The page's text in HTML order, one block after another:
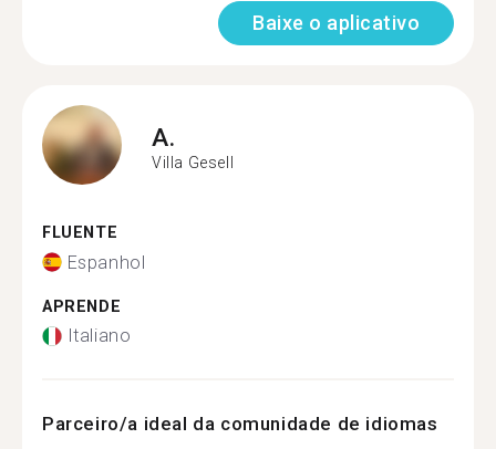
Baixe o aplicativo
A.
Villa Gesell
FLUENTE
Espanhol
APRENDE
Italiano
Parceiro/a ideal da comunidade de idiomas